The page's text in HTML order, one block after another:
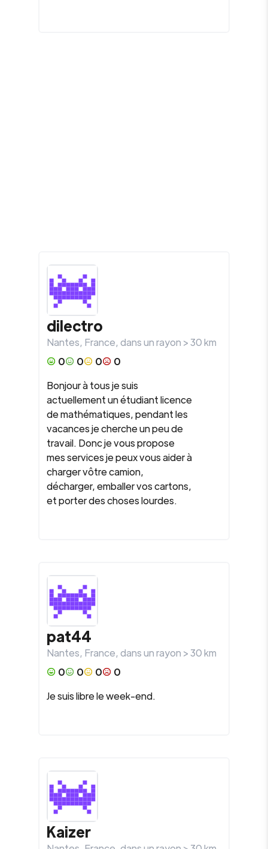
dilectro
Nantes, France, dans un rayon >30km
0
0 0
0
Bonjour à tous je suis
actuellement un étudiant licence
de mathématiques, pendant les
vacances je cherche un peu de
travail. Donc je vous propose
mes services je peux vous aider à
charger vôtre camion,
décharger, emballer vos cartons,
et porter des choses lourdes.
pat44
Nantes, France, dans un rayon >30km
0
0 0
0
Je suis libre le week-end.
Kaizer